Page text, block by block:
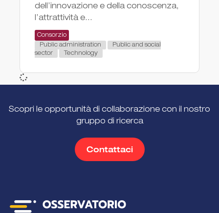
dell’innovazione e della conoscenza,
l’attrattività e...
Consorzio
Public administration
Public and social
sector
Technology
Scopri le opportunità di collaborazione con il nostro
gruppo di ricerca
Contattaci